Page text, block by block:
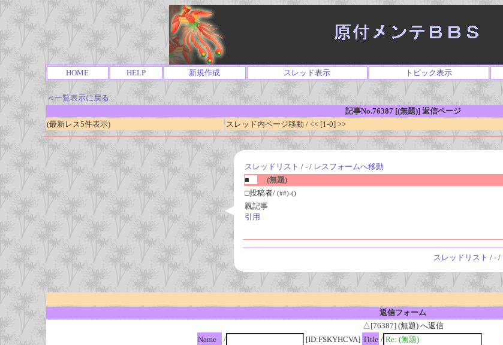
HOME HELP 新規作成 スレッド表示 トピック表示
＜一覧表示に戻る
記事No.76387 [(無題)] 返信ページ
(最新レス5件表示)
スレッド内ページ移動 / << [1-0] >>
スレッドリスト / - / レスフォームへ移動
■
(無題)
□投稿者/ (##)-()
親記事
引用
スレッドリスト / - /
返信フォーム
△[76387] (無題) へ返信
Name
/ [ID:FSKYHCVA] Title /